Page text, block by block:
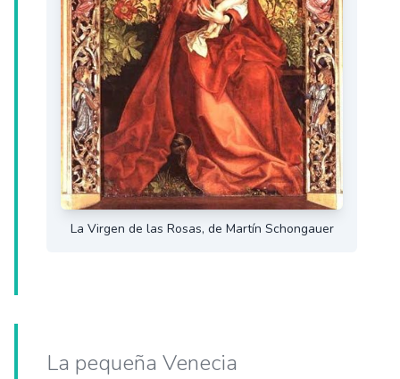
La Virgen de las Rosas, de Martín Schongauer
La pequeña Venecia